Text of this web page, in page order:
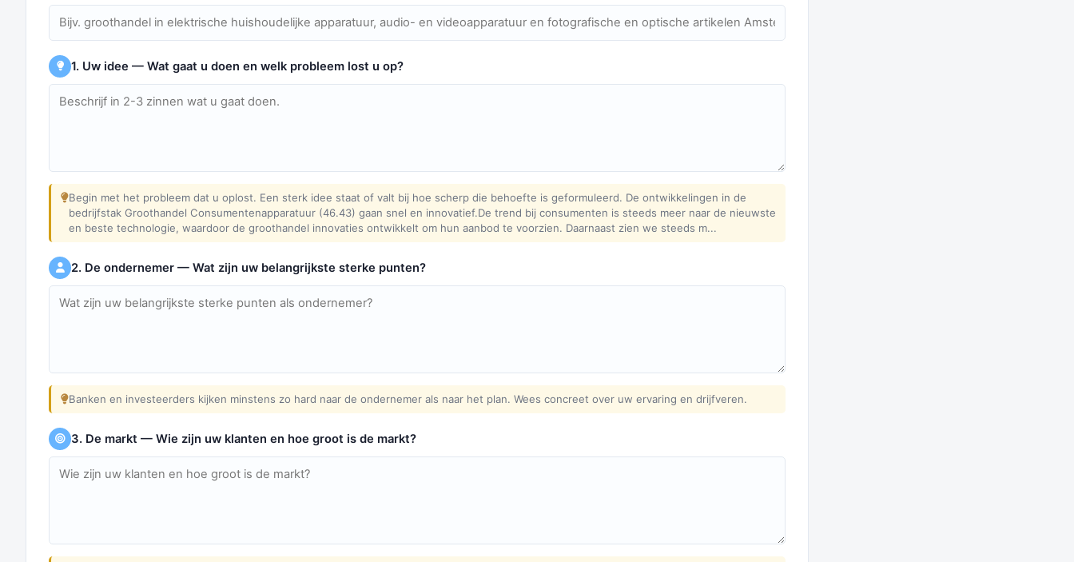
1. Uw idee — Wat gaat u doen en welk probleem lost u op?
Begin met het probleem dat u oplost. Een sterk idee staat of valt bij hoe scherp die behoefte is geformuleerd. De ontwikkelingen in de
bedrijfstak Groothandel Consumentenapparatuur (46.43) gaan snel en innovatief.De trend bij consumenten is steeds meer naar de nieuwste
en beste technologie, waardoor de groothandel innovaties ontwikkelt om hun aanbod te voorzien. Daarnaast zien we steeds m...
2. De ondernemer — Wat zijn uw belangrijkste sterke punten?
Banken en investeerders kijken minstens zo hard naar de ondernemer als naar het plan. Wees concreet over uw ervaring en drijfveren.
3. De markt — Wie zijn uw klanten en hoe groot is de markt?